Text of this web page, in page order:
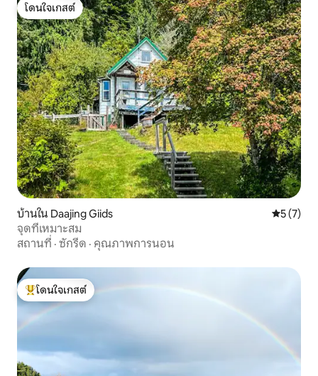
โดนใจเกสต์
โดนใจเกสต์
บ้านใน Daajing Giids คะแนนเฉ
5 (7)
จุดที่เหมาะสม
สถานที่ · ซักรีด · คุณภาพการนอน
โดนใจเกสต์ที่สุด
โดนใจเกสต์